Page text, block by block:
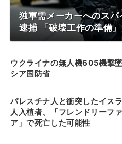
独軍需メーカーへのス
逮捕 「破壊工作の準備」
ウクライナの無人機605機撃
シア国防省
パレスチナ人と衝突したイス
人入植者、「フレンドリーフ
ア」で死亡した可能性